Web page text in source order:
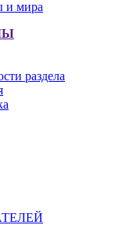
раздела